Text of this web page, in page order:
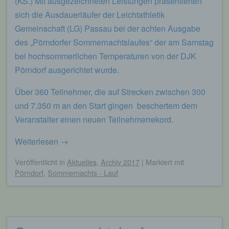
sich die Ausdauerläufer der Leichtathletik
Gemeinschaft (LG) Passau bei der achten Ausgabe
des „Pörndorfer Sommernachtslaufes“ der am Samstag
bei hochsommerlichen Temperaturen von der DJK
Pörndorf ausgerichtet wurde.
Über 360 Teilnehmer, die auf Strecken zwischen 300
und 7.350 m an den Start gingen beschertem dem
Veranstalter einen neuen Teilnehmerrekord.
Weiterlesen →
Veröffentlicht in Aktuelles, Archiv 2017 | Markiert mit
Pörndorf, Sommernachts - Lauf
genutzten Internetbrowsers verhindern und damit
der Setzung von Cookies dauerhaft
widersprechen. Ferner können bereits gesetzte
andere Softwareprogramme gelöscht werden. Dies
ist in allen gängigen Internetbrowsern möglich.
Deaktiviert die betroffene Person die Setzung von
Cookies in dem genutzten Internetbrowser, sind
unter Umständen nicht alle Funktionen unserer
Internetseite vollumfänglich nutzbar.
Erfassung von allgemeinen Daten und
Informationen
Internetseite durch eine betroffene Person oder ein
automatisiertes System eine Reihe von
allgemeinen Daten und Informationen. Diese